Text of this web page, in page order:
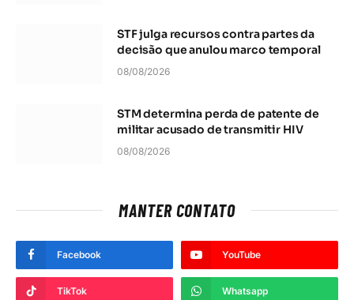
STF julga recursos contra partes da
decisão que anulou marco temporal
08/08/2026
STM determina perda de patente de
militar acusado de transmitir HIV
08/08/2026
MANTER CONTATO
Facebook YouTube
TikTok Whatsapp